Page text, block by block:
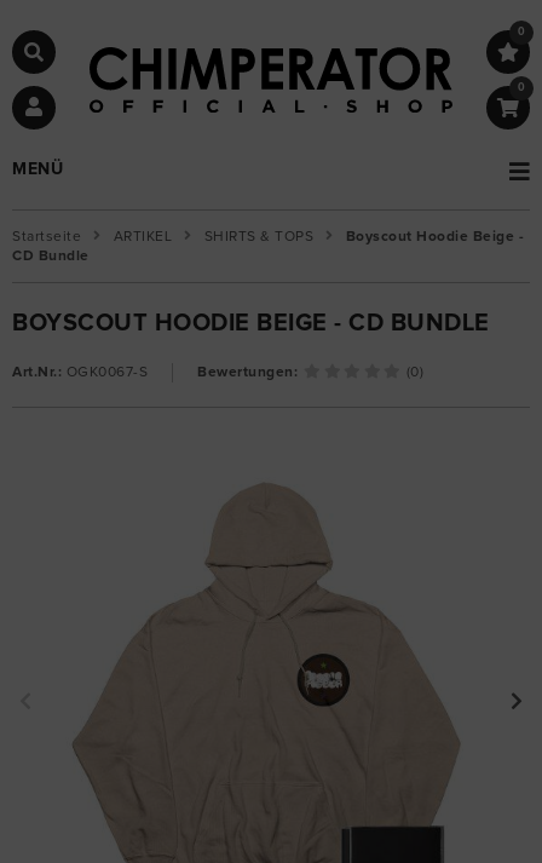
0
0
MENÜ
Startseite ARTIKEL SHIRTS & TOPS
Boyscout Hoodie Beige -
CD Bundle
BOYSCOUT HOODIE BEIGE - CD BUNDLE
Art.Nr.: OGK0067-S Bewertungen: (0)